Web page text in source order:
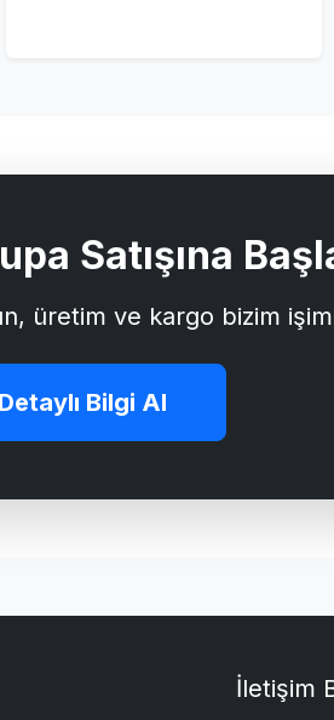
Satışına
üretim ve kargo bizim
Bilgi Al
İletişim